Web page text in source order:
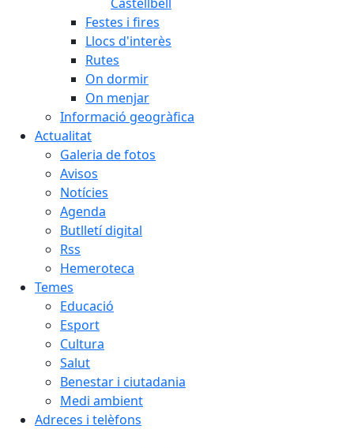
Festes i fires
Llocs d'interès
Rutes
On dormir
On menjar
Informació geogràfica
Actualitat
Galeria de fotos
Avisos
Notícies
Agenda
Butlletí digital
Rss
Hemeroteca
Temes
Educació
Esport
Cultura
Salut
Benestar i ciutadania
Medi ambient
Adreces i telèfons